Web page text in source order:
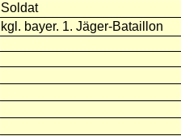
Soldat
kgl. bayer. 1. Jäger-Bataillon